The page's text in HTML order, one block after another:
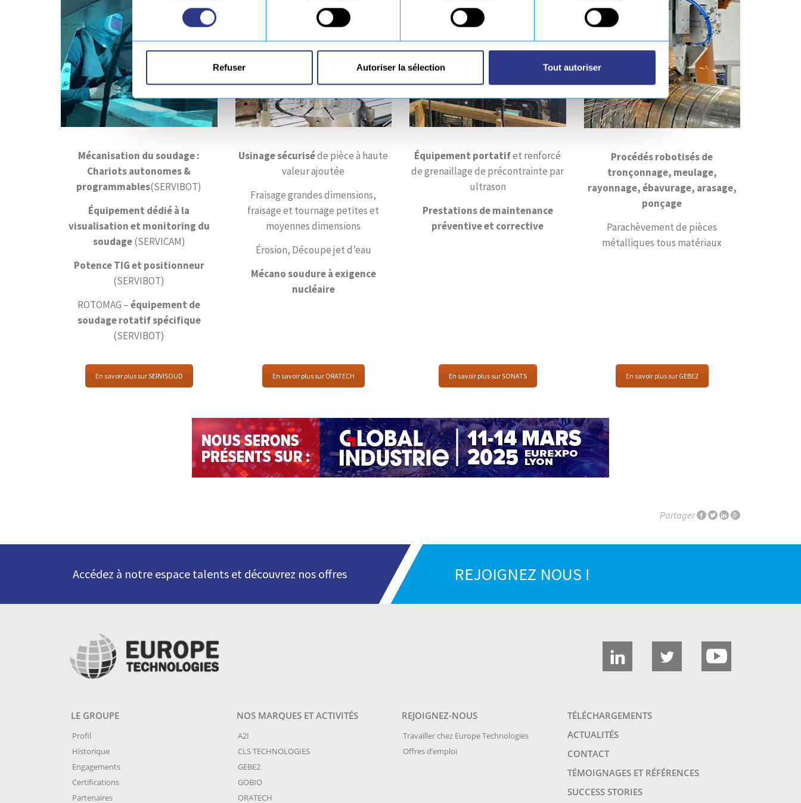
consentement
Refuser Autoriser la sélection Tout autoriser
Mécanisation du soudage :
Chariots autonomes &
programmables(SERVIBOT)
Équipement dédié à la
visualisation et monitoring du
soudage(SERVICAM)
Potence TIG et positionneur
(SERVIBOT)
ROTOMAG –équipement de
soudage rotatif spécifique
(SERVIBOT)
Usinage sécuriséde pièce à haute
valeur ajoutée
Fraisage grandes dimensions,
fraisage et tournage petites et
moyennes dimensions
Érosion, Découpe jet d’eau
Mécano soudure à exigence
nucléaire
Équipement portatifet renforcé
de grenaillage de précontrainte par
ultrason
Prestations de maintenance
préventive et corrective
Procédés robotisés de
tronçonnage, meulage,
rayonnage, ébavurage, arasage,
ponçage
Parachèvement de pièces
métalliques tous matériaux
En savoir plus sur SERVISOUD En savoir plus sur ORATECH En savoir plus sur SONATS En savoir plus sur GEBE2
Partager
Accédez à notre espace talents et découvrez nos offres REJOIGNEZ NOUS !
LE GROUPE
Profil
Historique
Engagements
Certifications
Partenaires
NOS MARQUES ET ACTIVITÉS
A2I
CLS TECHNOLOGIES
GEBE2
GOBIO
ORATECH
REJOIGNEZ-NOUS
Travailler chez Europe Technologies
Offres d’emploi
TÉLÉCHARGEMENTS
ACTUALITÉS
CONTACT
TÉMOIGNAGES ET RÉFÉRENCES
SUCCESS STORIES